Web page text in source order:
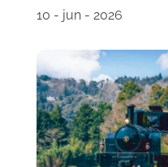
10 - jun - 2026